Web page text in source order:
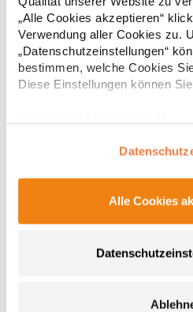
„Alle Cookies akzeptieren“
Verwendung aller Cookies zu.
„Datenschutzeinstellungen“
bestimmen, welche Cookies
Diese Einstellungen können
Alle Cookies
KXGTABHersteller: Korntex GmbH
Fellbach Deutschland
* Preise inkl. gesetzlicher Mwst. +
CGW42141 CG Workwear
Mit Druckknopf zum Befestigen an der